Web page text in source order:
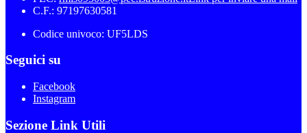
C.F.: 97197630581
Codice univoco: UF5LDS
Seguici su
Facebook
Instagram
Sezione Link Utili